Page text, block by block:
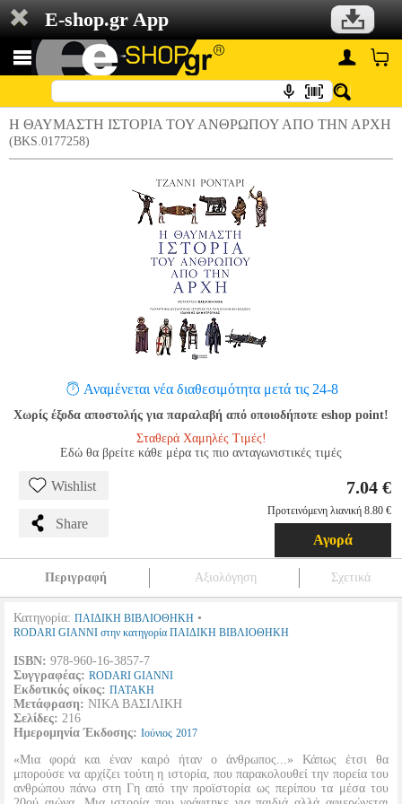
E-shop.gr App
Η ΘΑΥΜΑΣΤΗ ΙΣΤΟΡΙΑ ΤΟΥ ΑΝΘΡΩΠΟΥ ΑΠΟ ΤΗΝ ΑΡΧΗ
(BKS.0177258)
Αναμένεται νέα διαθεσιμότητα μετά τις 24-8
Χωρίς έξοδα αποστολής για παραλαβή από οποιοδήποτε eshop point!
Σταθερά Χαμηλές Τιμές!
Εδώ θα βρείτε κάθε μέρα τις πιο ανταγωνιστικές τιμές
Wishlist
Share
7.04 €
Προτεινόμενη λιανική 8.80 €
Αγορά
Περιγραφή Αξιολόγηση Σχετικά
Κατηγορία: ΠΑΙΔΙΚΗ ΒΙΒΛΙΟΘΗΚΗ •
RODARI GIANNI στην κατηγορία ΠΑΙΔΙΚΗ ΒΙΒΛΙΟΘΗΚΗ
ISBN: 978-960-16-3857-7
Συγγραφέας: RODARI GIANNI
Εκδοτικός οίκος: ΠΑΤΑΚΗ
Μετάφραση: ΝΙΚΑ ΒΑΣΙΛΙΚΗ
Σελίδες: 216
Ημερομηνία Έκδοσης: Ιούνιος 2017
«Μια φορά και έναν καιρό ήταν ο άνθρωπος...» Κάπως έτσι θα
μπορούσε να αρχίζει τούτη η ιστορία, που παρακολουθεί την πορεία του
ανθρώπου πάνω στη Γη από την προϊστορία ως περίπου τα μέσα του